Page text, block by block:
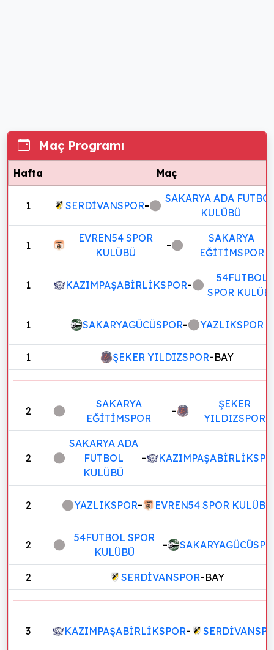
Maç Programı
Hafta Maç
1 SERDİVANSPOR-
SAKARYA ADA
KULÜBÜ
1
EVREN54 SPOR
KULÜBÜ
-
SAKARYA
EĞİTİMSPOR
1 KAZIMPAŞABİRLİKSPOR-
54FUTBOL
SPOR
1 SAKARYAGÜCÜSPOR- YAZLIKSPOR
1 ŞEKER YILDIZSPOR-BAY
2
SAKARYA
EĞİTİMSPOR
-
ŞEKER
YILDIZSPOR
2
SAKARYA ADA
FUTBOL
KULÜBÜ
-
2 YAZLIKSPOR- EVREN54 SPOR KULÜBÜ
2
54FUTBOL SPOR
KULÜBÜ
-
2 SERDİVANSPOR-BAY
3 KAZIMPAŞABİRLİKSPOR-